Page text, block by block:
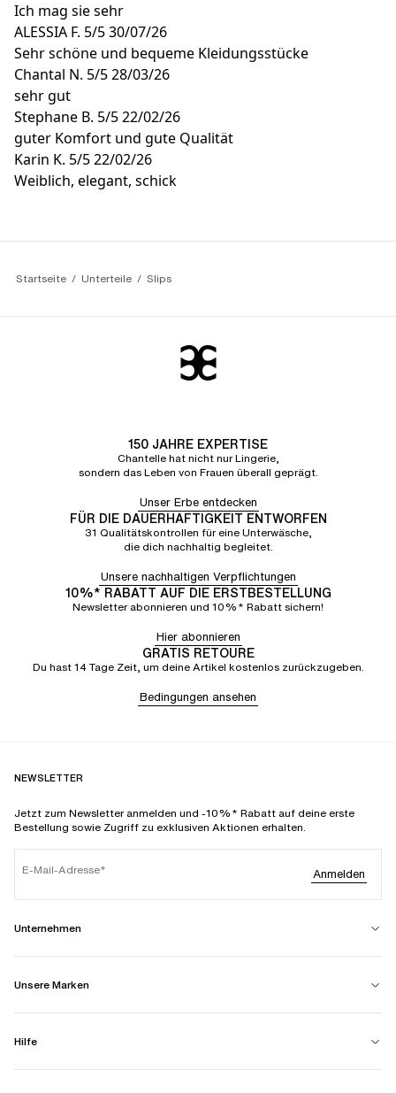
Ich mag sie sehr
ALESSIA F. 5/530/07/26
Sehr schöne und bequeme Kleidungsstücke
Chantal N. 5/528/03/26
sehr gut
Stephane B. 5/522/02/26
guter Komfort und gute Qualität
Karin K. 5/522/02/26
Weiblich, elegant, schick
Startseite Unterteile Slips
150 JAHRE EXPERTISE
Chantelle hat nicht nur Lingerie,
sondern das Leben von Frauen überall geprägt.
Unser Erbe entdecken
FÜR DIE DAUERHAFTIGKEIT ENTWORFEN
31 Qualitätskontrollen für eine Unterwäsche,
die dich nachhaltig begleitet.
Unsere nachhaltigen Verpflichtungen
10%* RABATT AUF DIE ERSTBESTELLUNG
Newsletter abonnieren und 10%* Rabatt sichern!
Hier abonnieren
GRATIS RETOURE
Du hast 14 Tage Zeit, um deine Artikel kostenlos zurückzugeben.
Bedingungen ansehen
NEWSLETTER
Jetzt zum Newsletter anmelden und -10%* Rabatt auf deine erste
Bestellung sowie Zugriff zu exklusiven Aktionen erhalten.
E-Mail-Adresse Anmelden
Unternehmen
Unsere Marken
Hilfe